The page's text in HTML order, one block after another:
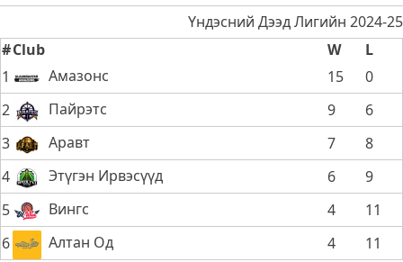
Үндэсний Дээд Лигийн 2024-25
#Club W
L
1
Амазонс 15
0
2
Пайрэтс 9
6
3
Аравт 7
8
4
Этүгэн Ирвэсүүд 6
9
5
Вингс 4
11
6
Алтан Од 4 11